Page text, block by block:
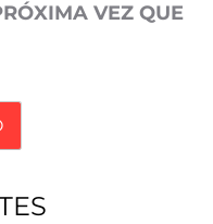
VEZ QUE